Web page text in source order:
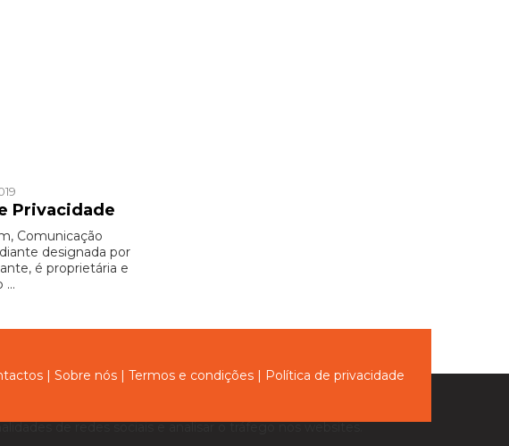
Privacidade
Comunicação
designada por
é proprietária e
...
| Sobre nós | Termos e condições | Política de privacidade
de redes sociais e analisar o tráfego nos websites.